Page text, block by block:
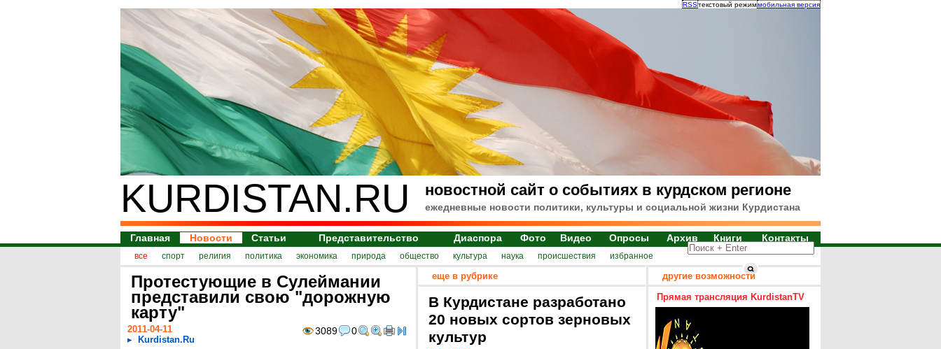
RSSтекстовый режиммобильная версия
KURDISTAN.RU новостной сайт о событиях в курдском регионе
ежедневные новости политики, культуры и социальной жизни Курдистана
Главная Новости Статьи Представительство Диаспора Фото Видео Опросы Архив Книги Контакты
все спорт религия политика экономика природа общество культура наука происшествия избранное
Протестующие в Сулеймании
представили свою "дорожную
карту"
3089 0
2011-04-11
Kurdistan.Ru
еще в рубрике
В Курдистане разработано
20 новых сортов зерновых
культур
другие возможности
Прямая трансляция KurdistanTV